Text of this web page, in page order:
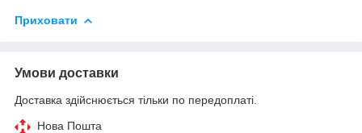
Приховати
Умови доставки
Доставка здійснюється тільки по передоплаті.
Нова Пошта